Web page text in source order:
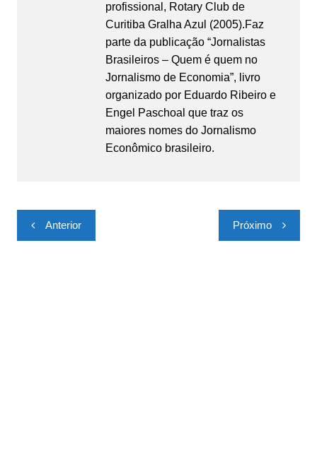
profissional, Rotary Club de
Curitiba Gralha Azul (2005).Faz
parte da publicação “Jornalistas
Brasileiros – Quem é quem no
Jornalismo de Economia”, livro
organizado por Eduardo Ribeiro e
Engel Paschoal que traz os
maiores nomes do Jornalismo
Econômico brasileiro.
Navegação
de
Anterior Próximo